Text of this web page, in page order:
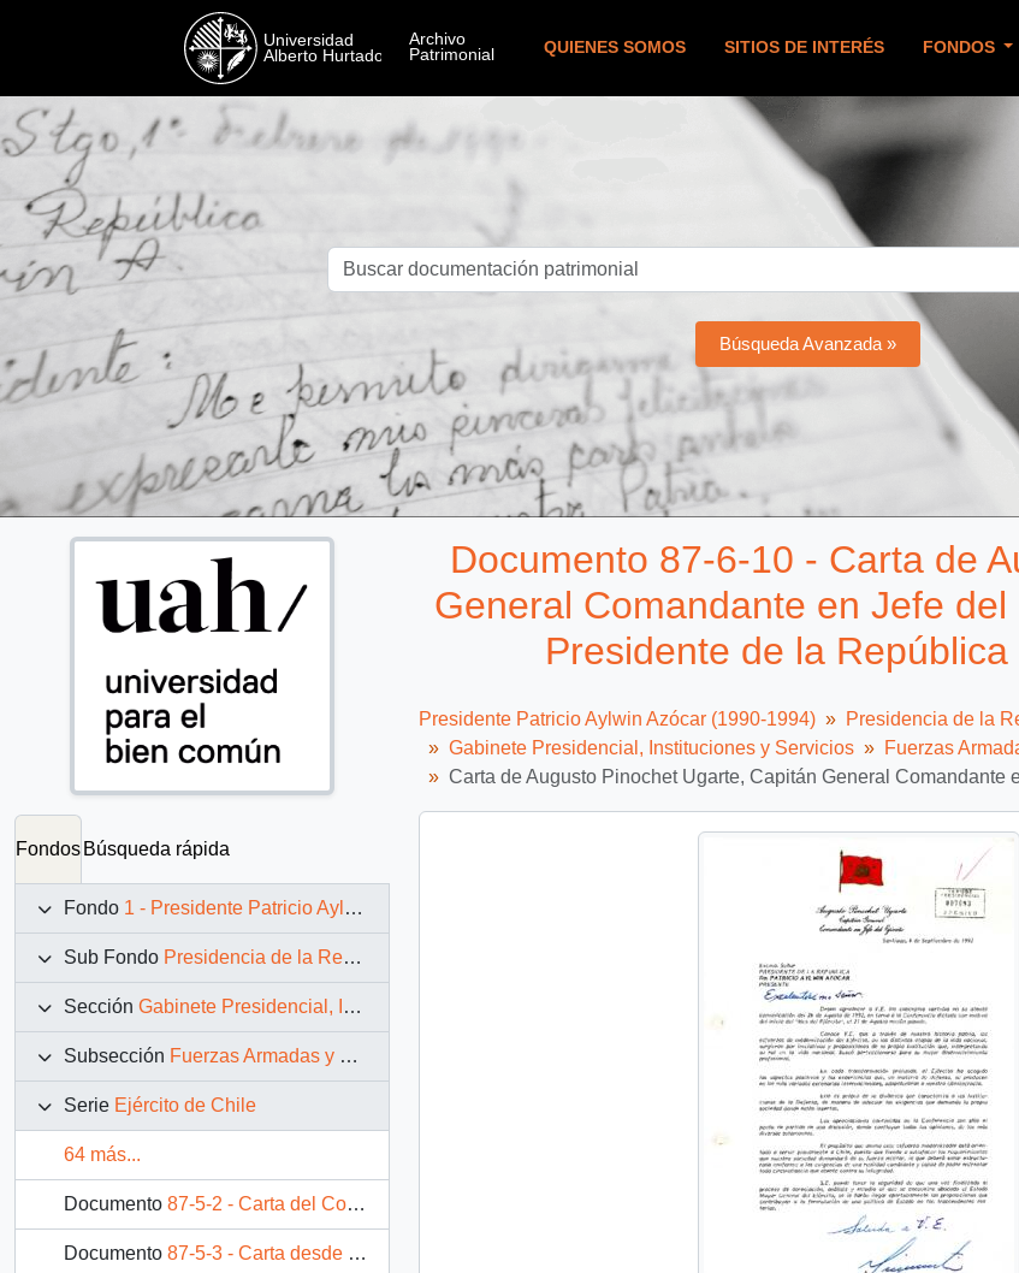
QUIENES SOMOS SITIOS DE INTERÉS FONDOS
Búsqueda Avanzada »
Fondos Búsqueda rápida
Fondo 1 - Presidente Patricio Aylwin Azócar (1990-1994)
Sub Fondo Presidencia de la República (11 marzo 1990 – 11 marzo 1994)
Sección Gabinete Presidencial, Instituciones y Servicios
Subsección Fuerzas Armadas y Carabineros
Serie Ejército de Chile
64 más...
Documento 87-5-2 - Carta del Comandante en Jefe del Ejército, Capitán General, Augusto Pinochet Ugarte, dirigida al Señor Presidente de la República Don Patricio Aylwin Azócar
Documento 87-5-3 - Carta desde la Comandancia en Jefe del Ejército, del Capitán General, Augusto Pinochet Ugarte, dirigida al Señor Patricio Rojas Saavedra Ministro de Defensa Nacional
Documento 87-6-10 - Carta de
General Comandante en Jefe
Presidente de la
Presidente Patricio Aylwin Azócar (1990-1994)
Presidencia de la
Gabinete Presidencial, Instituciones y Servicios
Fuerzas
Carta de Augusto Pinochet Ugarte, Capitán General